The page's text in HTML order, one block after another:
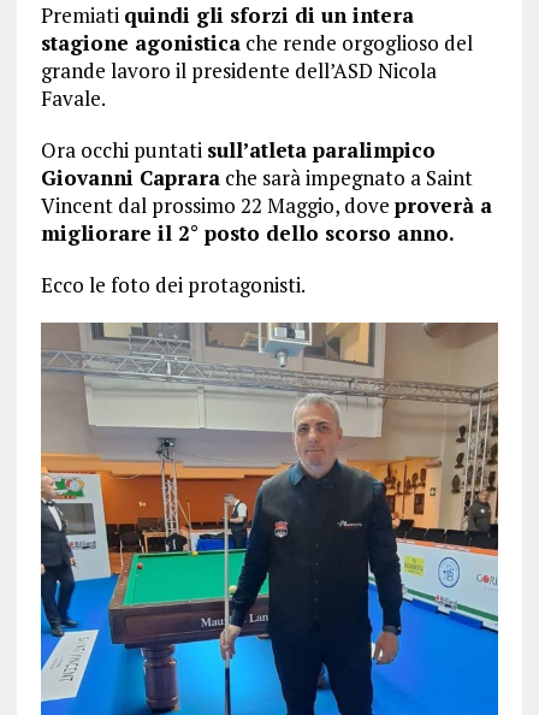
Premiati quindi gli sforzi di un intera
stagione agonisticache rende orgoglioso del
grande lavoro il presidente dell’ASD Nicola
Favale.
Ora occhi puntati sull’atleta paralimpico
Giovanni Caprarache sarà impegnato a Saint
Vincent dal prossimo 22 Maggio, dove proverà a
migliorare il 2° posto dello scorso anno.
Ecco le foto dei protagonisti.